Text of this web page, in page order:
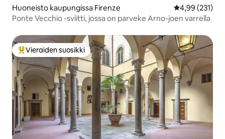
Huoneisto kaupungissa Firenze
4,99 (231)
Ponte Vecchio -sviitti, jossa on parveke Arno-joen varrella
Vieraiden suosikkien parhaimmistoa
Vieraiden suosikki